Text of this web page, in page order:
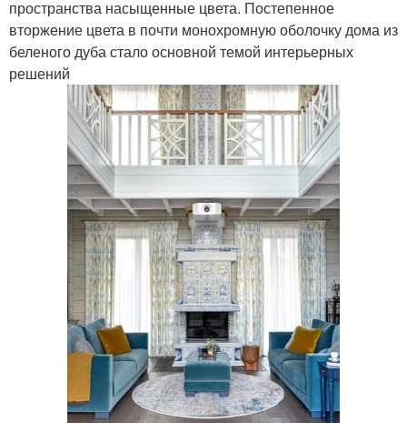
пространства насыщенные цвета. Постепенное
вторжение цвета в почти монохромную оболочку дома из
беленого дуба стало основной темой интерьерных
решений